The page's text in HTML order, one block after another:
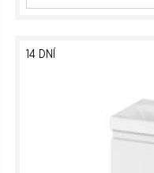
14 DNÍ